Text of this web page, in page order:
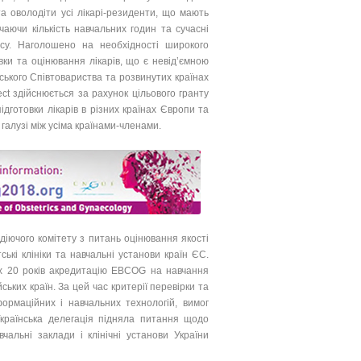
оволодіти усі лікарі-резиденти, що мають
кількість навчальних годин та сучасні
Наголошено на необхідності широкого
та оцінювання лікарів, що є невід’ємною
Співтовариства та розвинутих країнах
за рахунок цільового гранту
лікарів в різних країнах Європи та
між усіма країнами-членами.
комітету з питань оцінювання якості
клініки та навчальні установи країн ЄС.
років акредитацію EBCOG на навчання
країн. За цей час критерії перевірки та
і навчальних технологій, вимог
делегація підняла питання щодо
заклади і клінічні установи України